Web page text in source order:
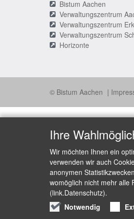
Bistum Aachen
Verwaltungszentrum
Verwaltungszentrum
Verwaltungszentrum
Horizonte
© Bistum Aachen
Ihre
Wir möchten Ihnen ein
verwenden wir auch
anonymen
womöglich nicht mehr alle
(link.Datenschutz).
Notwendig